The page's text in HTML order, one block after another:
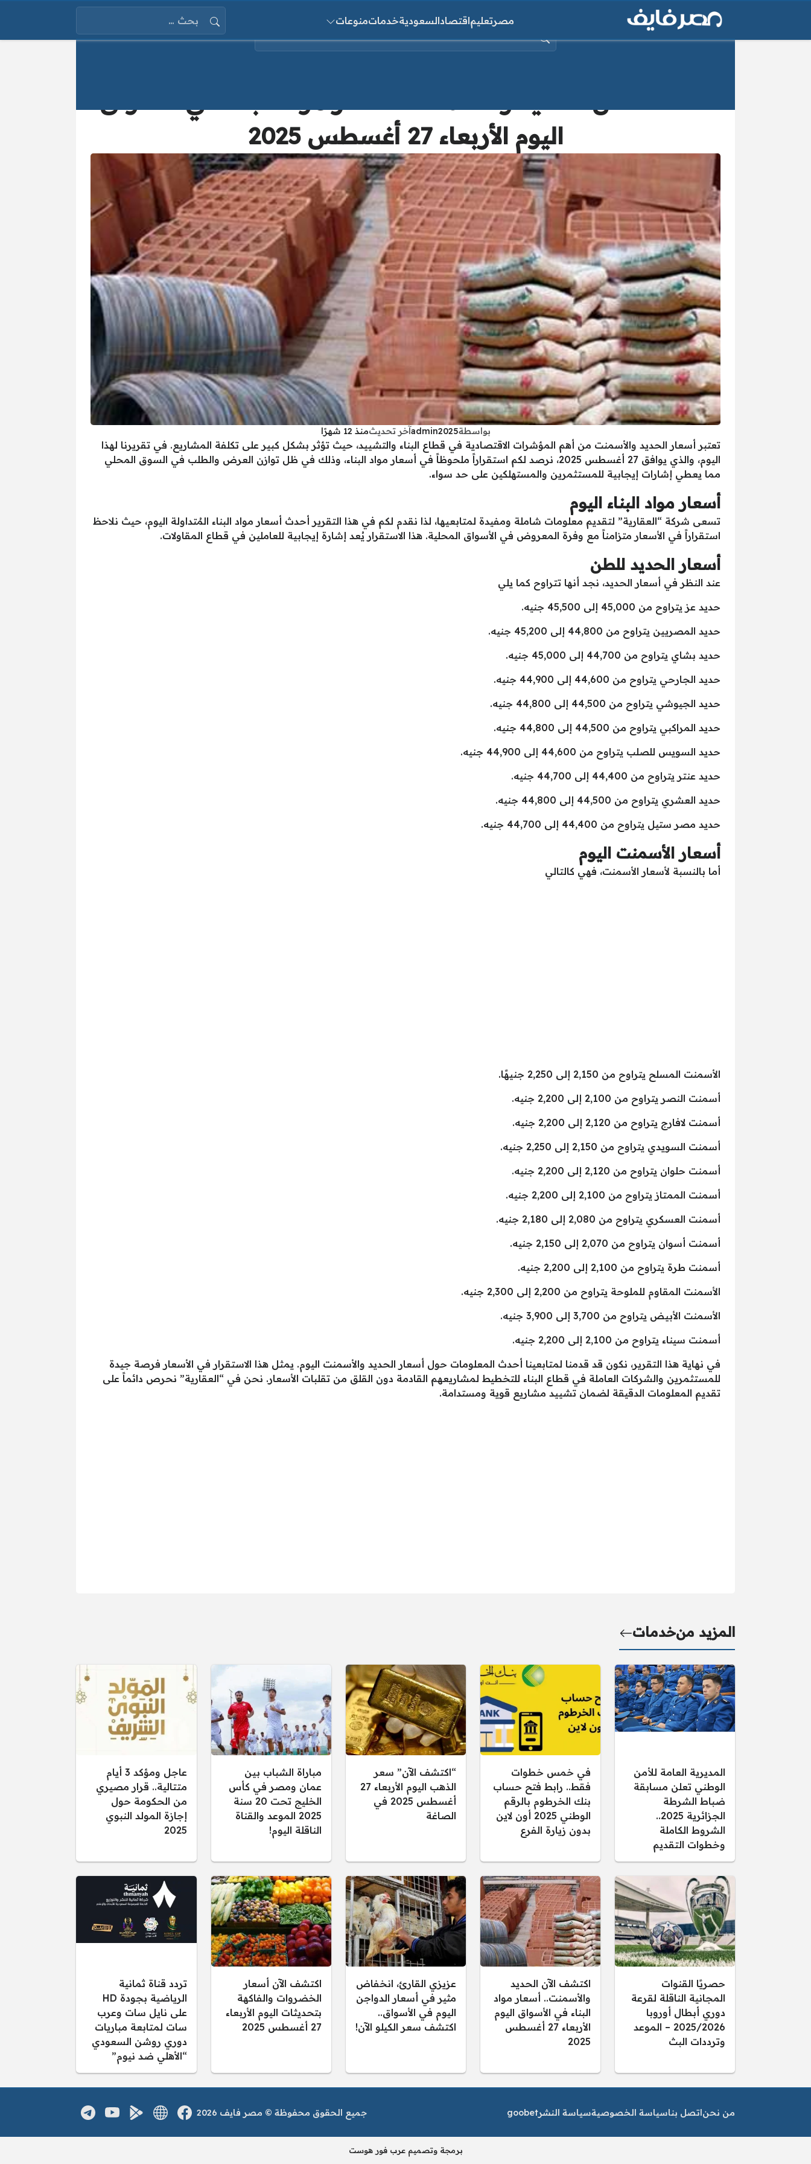
مصرتعليماقتصادالسعوديةخدماتمنوعات
البحث عن:
اليوم الأربعاء 27 أغسطس 2025
بواسطةadmin2025آخر تحديثمنذ 12 شهرًا
تعتبر أسعار الحديد والأسمنت من أهم المؤشرات الاقتصادية في قطاع البناء والتشييد، حيث تؤثر بشكل كبير على تكلفة المشاريع. في تقريرنا لهذا
اليوم، والذي يوافق 27 أغسطس 2025، نرصد لكم استقراراً ملحوظاً في أسعار مواد البناء، وذلك في ظل توازن العرض والطلب في السوق المحلي
مما يعطي إشارات إيجابية للمستثمرين والمستهلكين على حد سواء.
أسعار مواد البناء اليوم
تسعى شركة “العقارية” لتقديم معلومات شاملة ومفيدة لمتابعيها، لذا نقدم لكم في هذا التقرير أحدث أسعار مواد البناء المُتداولة اليوم، حيث نلاحظ
استقراراً في الأسعار متزامناً مع وفرة المعروض في الأسواق المحلية. هذا الاستقرار يُعد إشارة إيجابية للعاملين في قطاع المقاولات.
أسعار الحديد للطن
عند النظر في أسعار الحديد، نجد أنها تتراوح كما يلي
حديد عز يتراوح من 45,000 إلى 45,500 جنيه.
حديد المصريين يتراوح من 44,800 إلى 45,200 جنيه.
حديد بشاي يتراوح من 44,700 إلى 45,000 جنيه.
حديد الجارحي يتراوح من 44,600 إلى 44,900 جنيه.
حديد الجيوشي يتراوح من 44,500 إلى 44,800 جنيه.
حديد المراكبي يتراوح من 44,500 إلى 44,800 جنيه.
حديد السويس للصلب يتراوح من 44,600 إلى 44,900 جنيه.
حديد عنتر يتراوح من 44,400 إلى 44,700 جنيه.
حديد العشري يتراوح من 44,500 إلى 44,800 جنيه.
حديد مصر ستيل يتراوح من 44,400 إلى 44,700 جنيه.
أسعار الأسمنت اليوم
أما بالنسبة لأسعار الأسمنت، فهي كالتالي
الأسمنت المسلح يتراوح من 2,150 إلى 2,250 جنيهًا.
أسمنت النصر يتراوح من 2,100 إلى 2,200 جنيه.
أسمنت لافارج يتراوح من 2,120 إلى 2,200 جنيه.
أسمنت السويدي يتراوح من 2,150 إلى 2,250 جنيه.
أسمنت حلوان يتراوح من 2,120 إلى 2,200 جنيه.
أسمنت الممتاز يتراوح من 2,100 إلى 2,200 جنيه.
أسمنت العسكري يتراوح من 2,080 إلى 2,180 جنيه.
أسمنت أسوان يتراوح من 2,070 إلى 2,150 جنيه.
أسمنت طرة يتراوح من 2,100 إلى 2,200 جنيه.
الأسمنت المقاوم للملوحة يتراوح من 2,200 إلى 2,300 جنيه.
الأسمنت الأبيض يتراوح من 3,700 إلى 3,900 جنيه.
أسمنت سيناء يتراوح من 2,100 إلى 2,200 جنيه.
في نهاية هذا التقرير، نكون قد قدمنا لمتابعينا أحدث المعلومات حول أسعار الحديد والأسمنت اليوم. يمثل هذا الاستقرار في الأسعار فرصة جيدة
للمستثمرين والشركات العاملة في قطاع البناء للتخطيط لمشاريعهم القادمة دون القلق من تقلبات الأسعار. نحن في “العقارية” نحرص دائماً على
تقديم المعلومات الدقيقة لضمان تشييد مشاريع قوية ومستدامة.
المزيد منخدمات
المديرية العامة للأمن
الوطني تعلن مسابقة
ضباط الشرطة
الجزائرية 2025..
الشروط الكاملة
وخطوات التقديم
في خمس خطوات
فقط.. رابط فتح حساب
بنك الخرطوم بالرقم
الوطني 2025 أون لاين
بدون زيارة الفرع
“اكتشف الآن” سعر
الذهب اليوم الأربعاء 27
أغسطس 2025 في
الصاغة
مباراة الشباب بين
عمان ومصر في كأس
الخليج تحت 20 سنة
2025 الموعد والقناة
الناقلة اليوم!
عاجل ومؤكد 3 أيام
متتالية.. قرار مصيري
من الحكومة حول
إجازة المولد النبوي
2025
حصريًا القنوات
المجانية الناقلة لقرعة
دوري أبطال أوروبا
2025/2026 – الموعد
وترددات البث
اكتشف الآن الحديد
والأسمنت.. أسعار مواد
البناء في الأسواق اليوم
الأربعاء 27 أغسطس
2025
عزيزي القارئ، انخفاض
مثير في أسعار الدواجن
اليوم في الأسواق..
اكتشف سعر الكيلو الآن!
اكتشف الآن أسعار
الخضروات والفاكهة
بتحديثات اليوم الأربعاء
27 أغسطس 2025
تردد قناة ثمانية
الرياضية بجودة HD
على نايل سات وعرب
سات لمتابعة مباريات
دوري روشن السعودي
“الأهلي ضد نيوم”
من نحناتصل بناسياسة الخصوصيةسياسة النشرgoobet جميع الحقوق محفوظة © مصر فايف 2026
مواقع التواصل فيسبوكالموقع الالكتروني
تطبيق اندرويد
يوتيوبتلغرام
برمجة وتصميم عرب فور هوست